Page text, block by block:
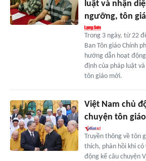
luật và nhận
ngưỡng, tôn
Trong 3 ngày, từ 22
Ban Tôn giáo Chính
hướng dẫn hoạt
định của pháp luật
tôn giáo mới.
Việt Nam chủ
chuyện tôn
Truyền thông về tôn
thích, phản hồi khi
động kể câu chuyện